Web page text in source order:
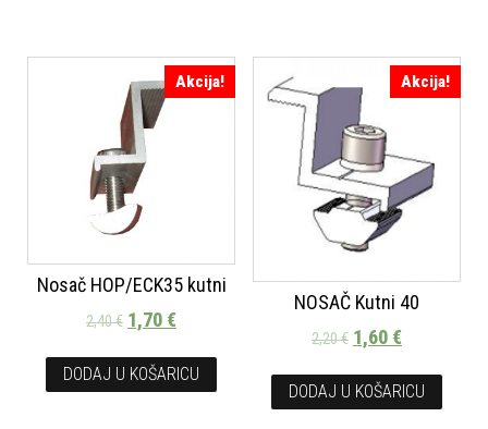
Akcija!
Nosač HOP/ECK35 kutni
2,40€ 1,70€
DODAJ U KOŠARICU
Akcija!
NOSAČ Kutni 40
2,20€ 1,60€
DODAJ U KOŠARICU